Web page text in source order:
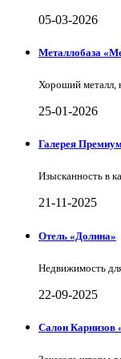
05-03-2026
Металлобаза
Хороший металл,
25-01-2026
Галерея
Изысканность в
21-11-2025
Отель «Долина»
Недвижимость
22-09-2025
Салон Карнизов